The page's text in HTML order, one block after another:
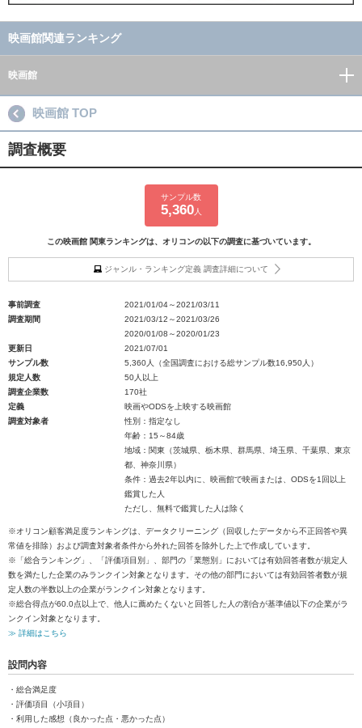
映画館関連ランキング
映画館
映画館 TOP
調査概要
サンプル数
5,360人
この映画館 関東ランキングは、オリコンの以下の調査に基づいています。
ジャンル・ランキング定義 調査詳細について
事前調査
2021/01/04～2021/03/11
調査期間
2021/03/12～2021/03/26
2020/01/08～2020/01/23
更新日
2021/07/01
サンプル数
5,360人（全国調査における総サンプル数16,950人）
規定人数
50人以上
調査企業数
170社
定義
映画やODSを上映する映画館
調査対象者
性別：指定なし
年齢：15～84歳
地域：関東（茨城県、栃木県、群馬県、埼玉県、千葉県、東京
都、神奈川県）
条件：過去2年以内に、映画館で映画または、ODSを1回以上
鑑賞した人
ただし、無料で鑑賞した人は除く
※オリコン顧客満足度ランキングは、データクリーニング（回収したデータから不正回答や異
常値を排除）および調査対象者条件から外れた回答を除外した上で作成しています。
※「総合ランキング」、「評価項目別」、部門の「業態別」においては有効回答者数が規定人
数を満たした企業のみランクイン対象となります。その他の部門においては有効回答者数が規
定人数の半数以上の企業がランクイン対象となります。
※総合得点が60.0点以上で、他人に薦めたくないと回答した人の割合が基準値以下の企業がラ
ンクイン対象となります。
≫ 詳細はこちら
設問内容
・総合満足度
・評価項目（小項目）
・利用した感想（良かった点・悪かった点）